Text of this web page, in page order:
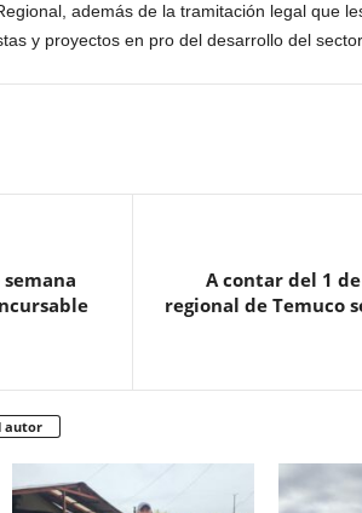
además de la tramitación legal que
y proyectos en pro del desarrollo del
A contar del 1
regional de Temuco
autor